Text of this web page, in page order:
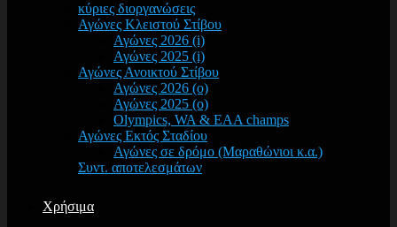
κύριες διοργανώσεις
Αγώνες Κλειστού Στίβου
Αγώνες 2026 (i)
Αγώνες 2025 (i)
Αγώνες Ανοικτού Στίβου
Αγώνες 2026 (o)
Αγώνες 2025 (o)
Olympics, WA & EAA champs
Αγώνες Εκτός Σταδίου
Αγώνες σε δρόμο (Μαραθώνιοι κ.α.)
Συντ. αποτελεσμάτων
Χρήσιμα